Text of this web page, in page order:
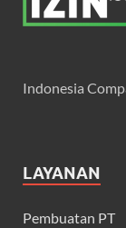
Indonesia
LAYANAN
Pembuatan PT